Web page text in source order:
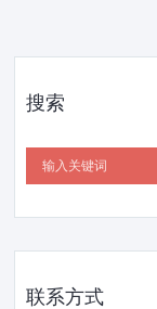
搜索
联系方式